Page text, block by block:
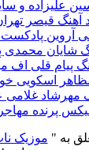
محسن یاحقی
امین حبیبی
حبیب
اشرف زاده
پازل بند
احمد سعیدی
حمید عسکری
صادقلو
جی علی گیتور
علیزاده و
آهنگ قیصر
آروین
شایان محمدی
پیام قلی اف
مظاهر اسکویی
مهرشاد
به " موزیک